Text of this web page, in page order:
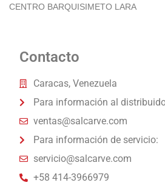
CENTRO BARQUISIMETO LARA
Contacto
Caracas, Venezuela
Para información al
ventas@salcarve.com
Para información de servicio:
servicio@salcarve.com
+58 414-3966979